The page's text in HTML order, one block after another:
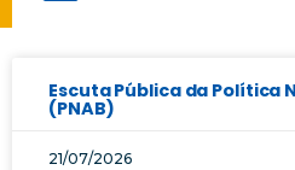
Escuta Pública da Política
(PNAB)
21/07/2026